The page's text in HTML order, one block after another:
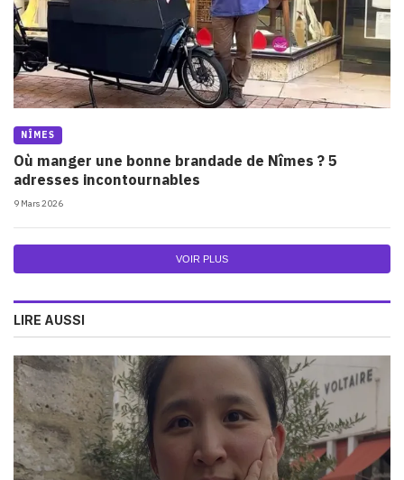
NÎMES
Où manger une bonne brandade de Nîmes ? 5
adresses incontournables
9 Mars 2026
VOIR PLUS
LIRE AUSSI